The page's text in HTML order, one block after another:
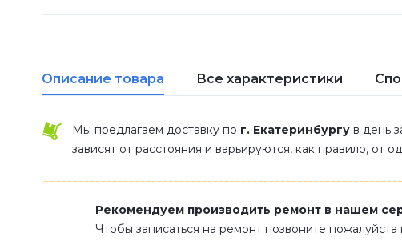
Описание товара Все характеристики
Мы предлагаем доставку по г. Екатеринбургу в день
зависят от расстояния и варьируются, как правило, от
Рекомендуем производить ремонт в нашем
Чтобы записаться на ремонт позвоните